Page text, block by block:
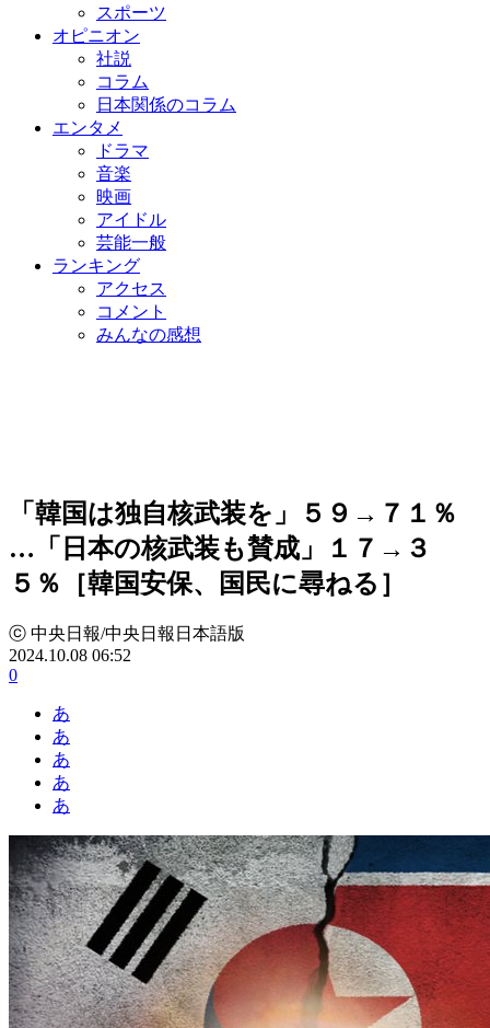
スポーツ
オピニオン
社説
コラム
日本関係のコラム
エンタメ
ドラマ
音楽
映画
アイドル
芸能一般
ランキング
アクセス
コメント
みんなの感想
「韓国は独自核武装を」５９→７１％
…「日本の核武装も賛成」１７→３
５％［韓国安保、国民に尋ねる］
ⓒ 中央日報/中央日報日本語版
2024.10.08 06:52
0
あ
あ
あ
あ
あ